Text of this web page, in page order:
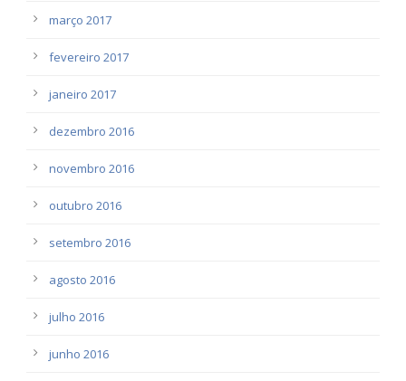
março 2017
fevereiro 2017
janeiro 2017
dezembro 2016
novembro 2016
outubro 2016
setembro 2016
agosto 2016
julho 2016
junho 2016